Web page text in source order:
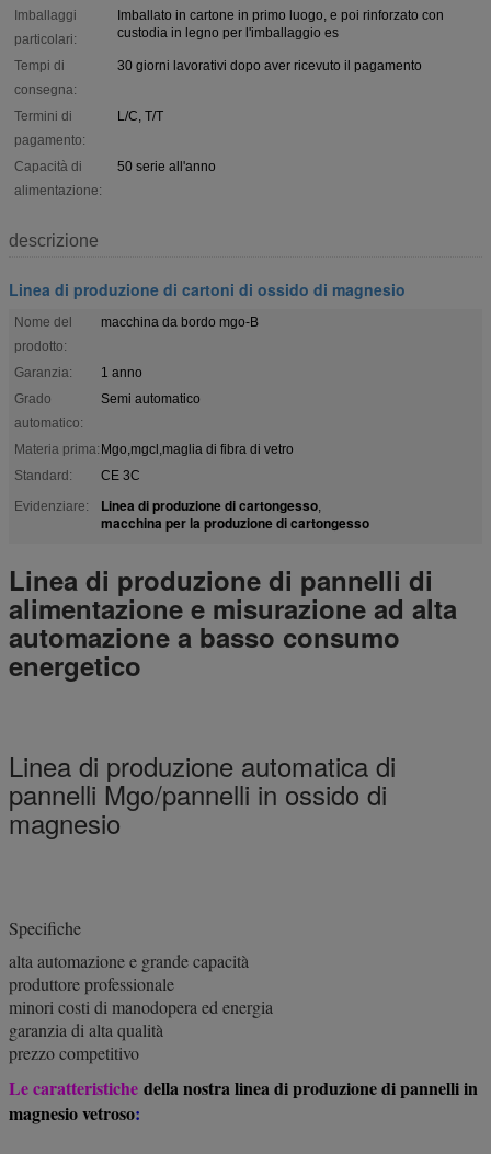
Imballaggi
particolari:
Imballato in cartone in primo luogo, e poi rinforzato con
custodia in legno per l'imballaggio es
Tempi di
consegna:
30 giorni lavorativi dopo aver ricevuto il pagamento
Termini di
pagamento:
L/C, T/T
Capacità di
alimentazione:
50 serie all'anno
descrizione
Linea di produzione di cartoni di ossido di magnesio
Nome del
prodotto:
macchina da bordo mgo-B
Garanzia:
1 anno
Grado
automatico:
Semi automatico
Materia prima: Mgo,mgcl,maglia di fibra di vetro
Standard:
CE 3C
Evidenziare:
Linea di produzione di cartongesso,
macchina per la produzione di cartongesso
Linea di produzione di pannelli di
alimentazione e misurazione ad alta
automazione a basso consumo
energetico
Linea di produzione automatica di
pannelli Mgo/pannelli in ossido di
magnesio
Specifiche
alta automazione e grande capacità
produttore professionale
minori costi di manodopera ed energia
garanzia di alta qualità
prezzo competitivo
Le caratteristiche della nostra linea di produzione di pannelli in
magnesio vetroso: